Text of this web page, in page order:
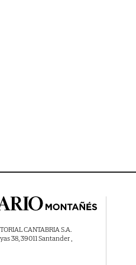
CANTABRIA S.A.
38, 39011 Santander ,